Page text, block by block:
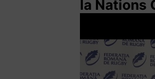
la Nations